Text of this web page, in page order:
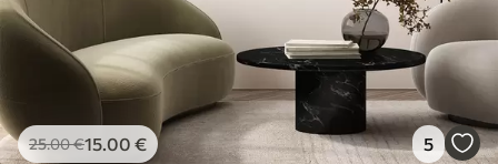
25.00€15.00 € 5